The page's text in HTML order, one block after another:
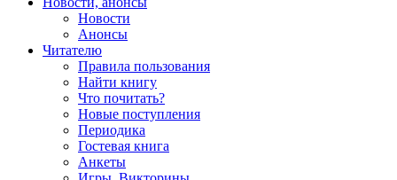
Новости
Анонсы
Читателю
Правила пользования
Найти книгу
Что почитать?
Новые поступления
Периодика
Гостевая книга
Анкеты